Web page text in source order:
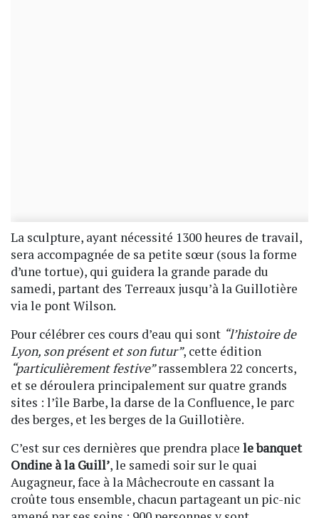
La sculpture, ayant nécessité 1300 heures de travail,
sera accompagnée de sa petite sœur (sous la forme
d’une tortue), qui guidera la grande parade du
samedi, partant des Terreaux jusqu’à la Guillotière
via le pont Wilson.
Pour célébrer ces cours d’eau qui sont “l’histoire de
Lyon, son présent et son futur”, cette édition
“particulièrement festive”rassemblera 22 concerts,
et se déroulera principalement sur quatre grands
sites : l’île Barbe, la darse de la Confluence, le parc
des berges, et les berges de la Guillotière.
C’est sur ces dernières que prendra place le banquet
Ondine à la Guill’, le samedi soir sur le quai
Augagneur, face à la Mâchecroute en cassant la
croûte tous ensemble, chacun partageant un pic-nic